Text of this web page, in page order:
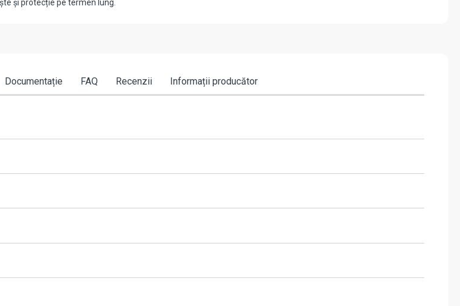
și protecție pe termen lung.
Documentație FAQ Recenzii Informații producător